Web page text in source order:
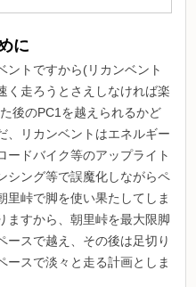
に
ントですから(リカンベント
く走ろうとさえしなければ楽
後のPC1を越えられるかど
、リカンベントはエネルギー
ードバイク等のアップライト
シング等で誤魔化しながらペ
里峠で脚を使い果たしてしま
ますから、朝里峠を最大限脚
ースで越え、その後は足切り
ースで淡々と走る計画としま